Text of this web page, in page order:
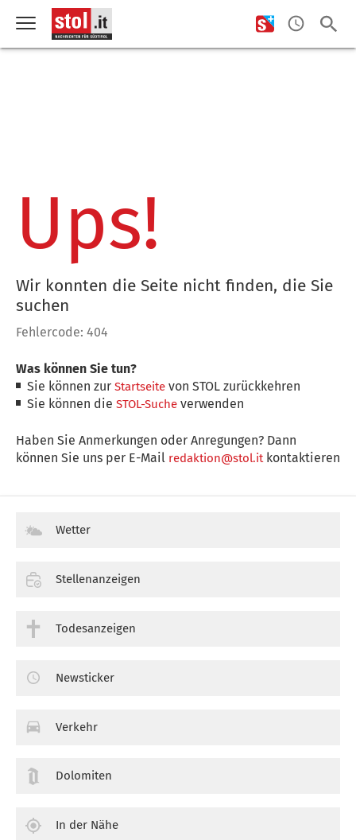
Ups!
Wir konnten die Seite nicht finden, die Sie
suchen
Fehlercode: 404
Was können Sie tun?
Sie können zurStartseite von STOL zurückkehren
Sie können dieSTOL-Suche verwenden
Haben Sie Anmerkungen oder Anregungen? Dann
können Sie uns per E-Mail redaktion@stol.itkontaktieren
Wetter
Stellenanzeigen
Todesanzeigen
Newsticker
Verkehr
Dolomiten
In der Nähe